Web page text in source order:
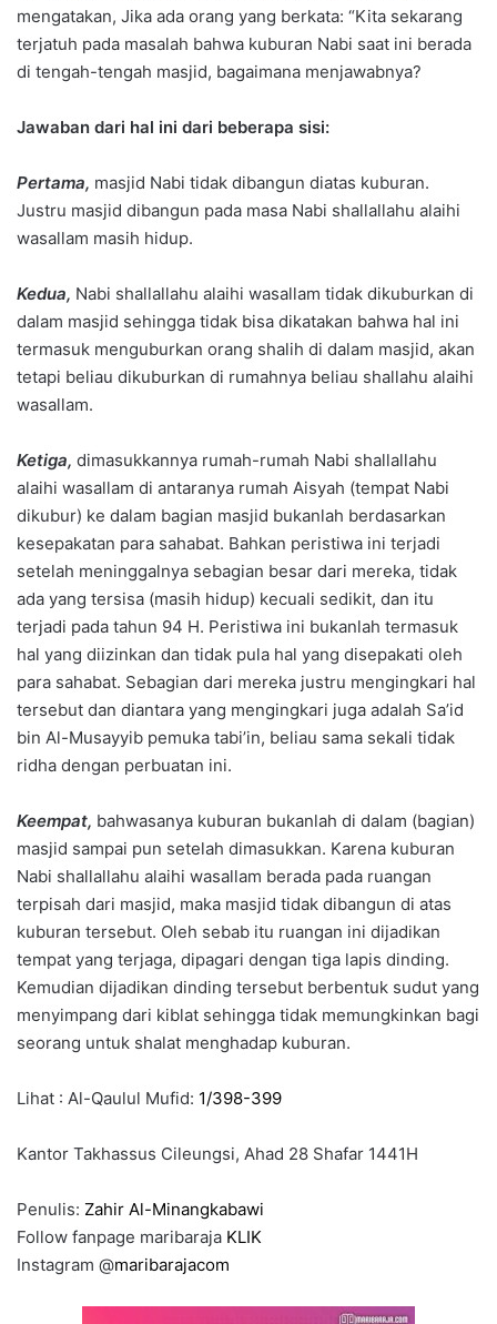
mengatakan, Jika ada orang yang berkata: “Kita sekarang
terjatuh pada masalah bahwa kuburan Nabi saat ini berada
di tengah-tengah masjid, bagaimana menjawabnya?
Jawaban dari hal ini dari beberapa sisi:
Pertama, masjid Nabi tidak dibangun diatas kuburan.
Justru masjid dibangun pada masa Nabi shallallahu alaihi
wasallam masih hidup.
Kedua, Nabi shallallahu alaihi wasallam tidak dikuburkan di
dalam masjid sehingga tidak bisa dikatakan bahwa hal ini
termasuk menguburkan orang shalih di dalam masjid, akan
tetapi beliau dikuburkan di rumahnya beliau shallahu alaihi
wasallam.
Ketiga, dimasukkannya rumah-rumah Nabi shallallahu
alaihi wasallam di antaranya rumah Aisyah (tempat Nabi
dikubur) ke dalam bagian masjid bukanlah berdasarkan
kesepakatan para sahabat. Bahkan peristiwa ini terjadi
setelah meninggalnya sebagian besar dari mereka, tidak
ada yang tersisa (masih hidup) kecuali sedikit, dan itu
terjadi pada tahun 94 H. Peristiwa ini bukanlah termasuk
hal yang diizinkan dan tidak pula hal yang disepakati oleh
para sahabat. Sebagian dari mereka justru mengingkari hal
tersebut dan diantara yang mengingkari juga adalah Sa’id
bin Al-Musayyib pemuka tabi’in, beliau sama sekali tidak
ridha dengan perbuatan ini.
Keempat, bahwasanya kuburan bukanlah di dalam (bagian)
masjid sampai pun setelah dimasukkan. Karena kuburan
Nabi shallallahu alaihi wasallam berada pada ruangan
terpisah dari masjid, maka masjid tidak dibangun di atas
kuburan tersebut. Oleh sebab itu ruangan ini dijadikan
tempat yang terjaga, dipagari dengan tiga lapis dinding.
Kemudian dijadikan dinding tersebut berbentuk sudut yang
menyimpang dari kiblat sehingga tidak memungkinkan bagi
seorang untuk shalat menghadap kuburan.
Lihat : Al-Qaulul Mufid: 1/398-399
Kantor Takhassus Cileungsi, Ahad 28 Shafar 1441H
Penulis: Zahir Al-Minangkabawi
Follow fanpage maribaraja KLIK
Instagram @maribarajacom